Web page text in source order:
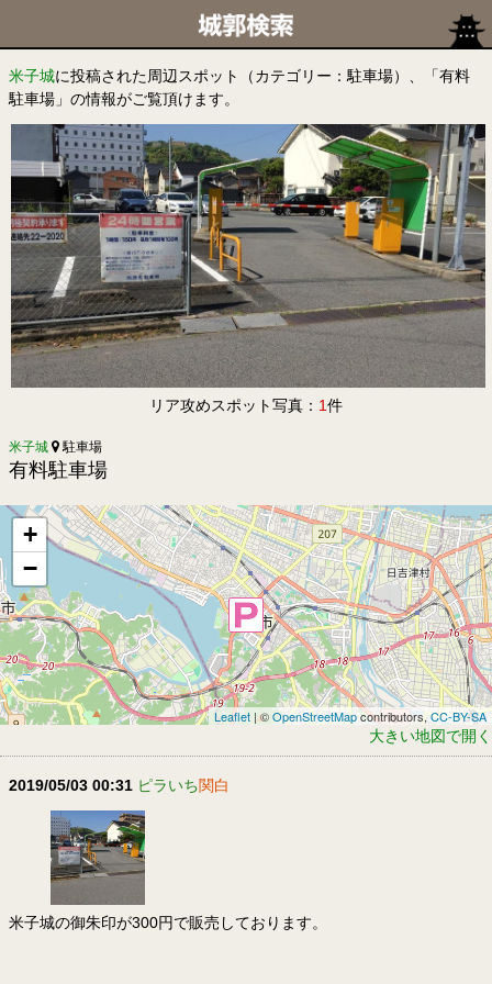
米子城に投稿された周辺スポット（カテゴリー：駐車場）、「有料
駐車場」の情報がご覧頂けます。
リア攻めスポット写真： 1件
米子城 駐車場
有料駐車場
+
−
Leaflet | ©OpenStreetMapcontributors,CC-BY-SA
大きい地図で開く
2019/05/03 00:31 ピラいち関白
米子城の御朱印が300円で販売しております。